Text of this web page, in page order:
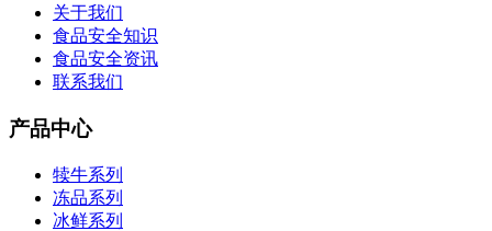
关于我们
食品安全知识
食品安全资讯
联系我们
产品中心
犊牛系列
冻品系列
冰鲜系列